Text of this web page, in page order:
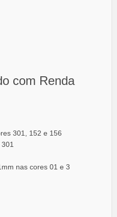
com Renda
301, 152 e 156
nas cores 01 e 3